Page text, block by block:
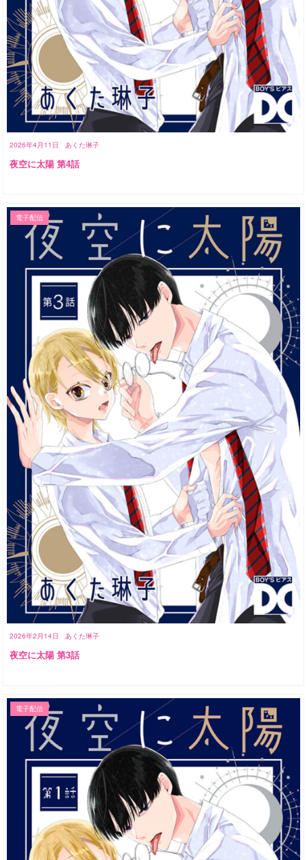
2026年4月11日 あくた琳子
夜空に太陽 第4話
2026年2月14日 あくた琳子
電子配信
夜空に太陽 第3話
電子配信